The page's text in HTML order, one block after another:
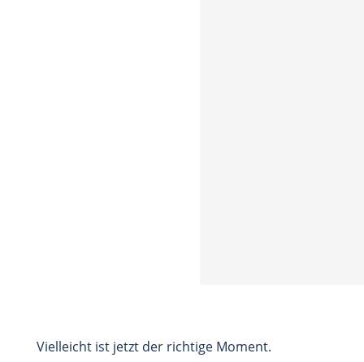
Vielleicht ist jetzt der richtige Moment.